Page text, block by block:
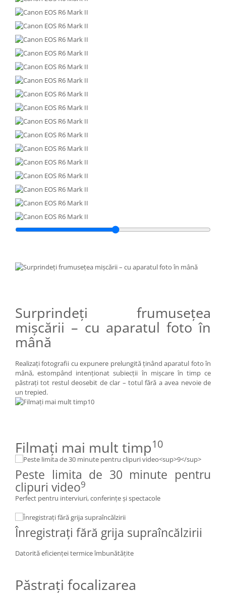
Surprindeţi frumuseţea
mişcării – cu aparatul foto în
mână
Realizaţi fotografii cu expunere prelungită ţinând aparatul foto în
mână, estompând intenţionat subiecţii în mişcare în timp ce
păstraţi tot restul deosebit de clar – totul fără a avea nevoie de
un trepied.
Filmaţi mai mult timp10
Peste limita de 30 minute pentru
clipuri video9
Perfect pentru interviuri, conferinţe şi spectacole
Înregistraţi fără grija supraîncălzirii
Datorită eficienţei termice îmbunătăţite
Păstraţi focalizarea